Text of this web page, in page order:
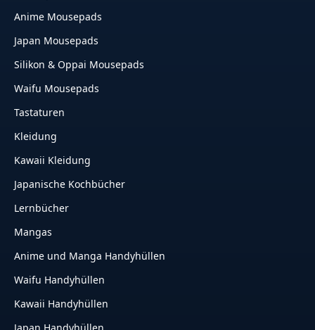
Anime Mousepads
Japan Mousepads
Silikon & Oppai Mousepads
Waifu Mousepads
Tastaturen
Kleidung
Kawaii Kleidung
Japanische Kochbücher
Lernbücher
Mangas
Anime und Manga Handyhüllen
Waifu Handyhüllen
Kawaii Handyhüllen
Japan Handyhüllen